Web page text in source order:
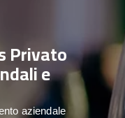
Privato
e
aziendale